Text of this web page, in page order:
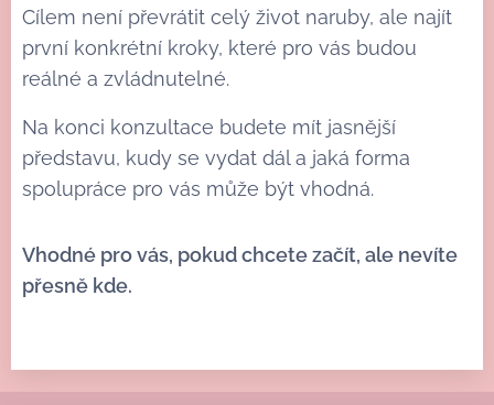
Cílem není převrátit celý život naruby, ale najít
první konkrétní kroky, které pro vás budou
reálné a zvládnutelné.
Na konci konzultace budete mít jasnější
představu, kudy se vydat dál a jaká forma
spolupráce pro vás může být vhodná.
Vhodné pro vás, pokud chcete začít, ale nevíte
přesně kde.